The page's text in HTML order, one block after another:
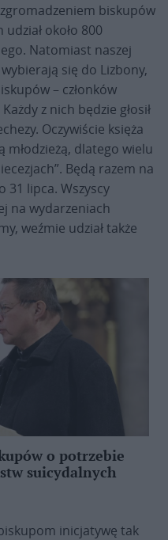
biskupów
około 800
Natomiast naszej
się do Lizbony,
– członków
z nich będzie głosił
Oczywiście księża
młodzieżą, dlatego wielu
Będą razem na
31 lipca. Wszyscy
na wydarzeniach
weźmie udział także
o potrzebie
suicydalnych
inicjatywę tak